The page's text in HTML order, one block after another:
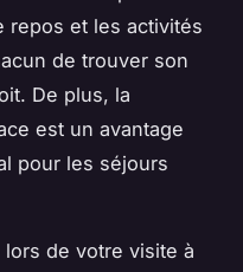
repos et les activités
de trouver son
De plus, la
est un avantage
pour les séjours
de votre visite à